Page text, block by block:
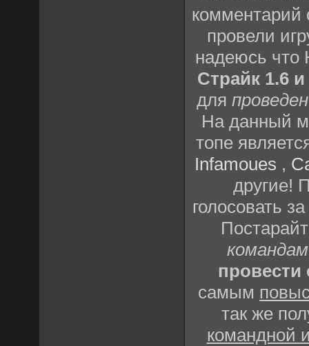
комментарий
провели
надеюсь
Страйк 1.6
для
На данный
топе
Infamoues ,
другие!
голосовать
провести
самым
так же
командной